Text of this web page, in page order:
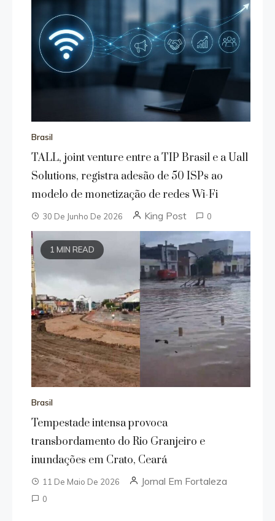
Brasil
TALL, joint venture entre a TIP Brasil e a Uall
Solutions, registra adesão de 50 ISPs ao
modelo de monetização de redes Wi-Fi
30 De Junho De 2026 King Post 0
1 MIN READ
Brasil
Tempestade intensa provoca
transbordamento do Rio Granjeiro e
inundações em Crato, Ceará
11 De Maio De 2026 Jornal Em Fortaleza
0